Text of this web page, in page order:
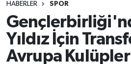
HABERLER SPOR
Yıldız İçin
Avrupa
Trafik Durumu
Süper Lig Puan Durumu ve